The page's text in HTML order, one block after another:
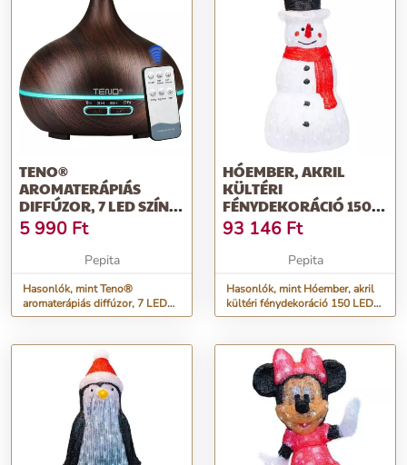
TENO®
AROMATERÁPIÁS
DIFFÚZOR, 7 LED SZÍN, 2
FÉNYJÁTÉK,
TÁVIRÁNYÍT...
5 990 Ft
Pepita
Hasonlók, mint Teno®
aromaterápiás diffúzor, 7 LED
szín, 2 fényjáték, távirányít...
HÓEMBER, AKRIL
KÜLTÉRI
FÉNYDEKORÁCIÓ 150
LED-DEL, 8 FÉNYJÁTÉK,
FE...
93 146 Ft
Pepita
Hasonlók, mint Hóember, akril
kültéri fénydekoráció 150 LED-
del, 8 fényjáték, fe...